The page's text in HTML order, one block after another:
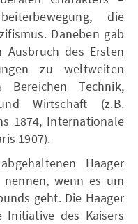
die
Daneben gab
des Ersten
zu weltweiten
Bereichen Technik,
Wirtschaft (z.B.
1874, Internationale
1907).
Haager
nennen, wenn es um
geht. Die Haager
Initiative des Kaisers